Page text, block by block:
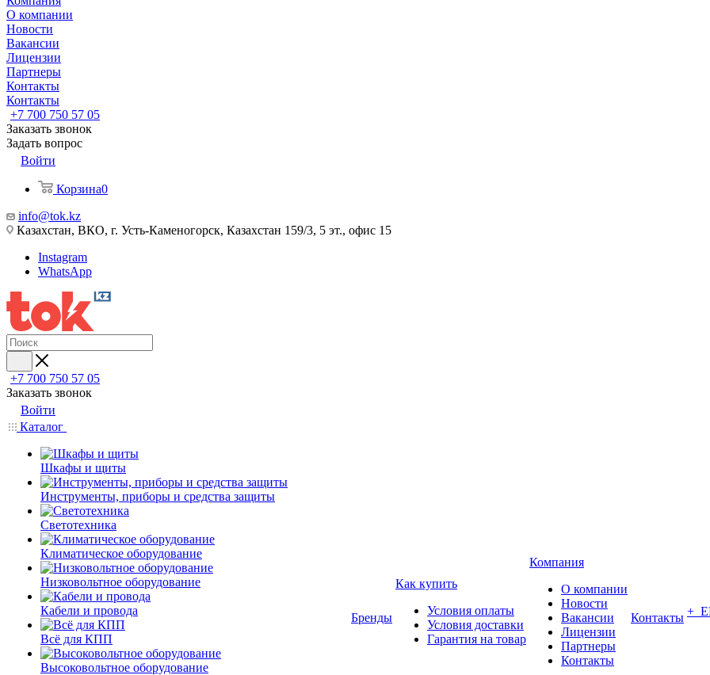
О компании
Новости
Вакансии
Лицензии
Партнеры
Контакты
Контакты
+7 700 750 57 05
Заказать звонок
Задать вопрос
Войти
Корзина0
info@tok.kz
Казахстан, ВКО, г. Усть-Каменогорск, Казахстан 159/3, 5 эт., офис 15
Instagram
WhatsApp
+7 700 750 57 05
Заказать звонок
Войти
Каталог
Шкафы и щиты
Инструменты, приборы и средства защиты
Светотехника
Климатическое оборудование
Низковольтное оборудование
Кабели и провода
Всё для КПП
Высоковольтное оборудование
Бренды
Как купить
Условия оплаты
Условия доставки
Гарантия на товар
Компания
О компании
Новости
Вакансии
Лицензии
Партнеры
Контакты
Контакты +